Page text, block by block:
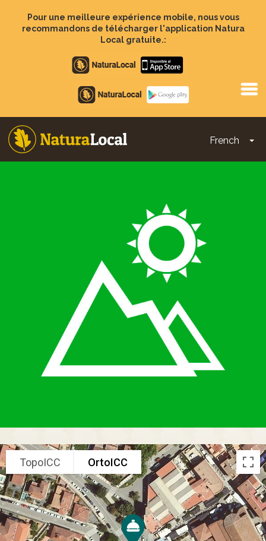
contenu
Pour une meilleure expérience mobile, nous vous
recommandons de télécharger l'application Natura
Local gratuite.:
Apple
store
Google
Play
French
Main
TopoICC OrtoICC